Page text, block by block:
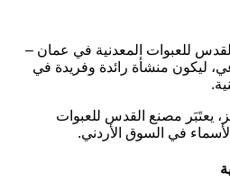
مصنع القدس للعبوات المعدنية في عمان –
ليكون منشأة رائدة وفريدة في
يعتَبَر مصنع القدس للعبوات
في السوق الأردني.